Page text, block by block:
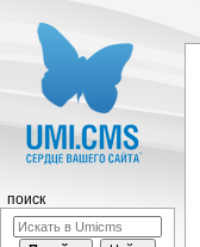
поиск